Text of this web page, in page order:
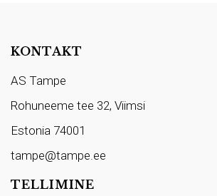
KONTAKT
AS Tampe
Rohuneeme tee 32, Viimsi
Estonia 74001
tampe@tampe.ee
TELLIMINE